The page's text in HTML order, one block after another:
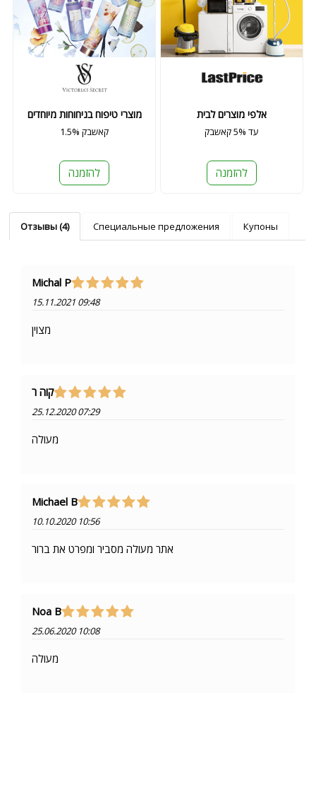
מוצרי טיפוח בניחוחות מיוחדים
1.5% קאשבק
להזמנה
אלפי מוצרים לבית
עד 5% קאשבק
להזמנה
Отзывы (4) Специальные предложения Купоны
Michal P
15.11.2021 09:48
מצוין
קוה ר
25.12.2020 07:29
מעולה
Michael B
10.10.2020 10:56
אתר מעולה מסביר ומפרט את ברור
Noa B
25.06.2020 10:08
מעולה